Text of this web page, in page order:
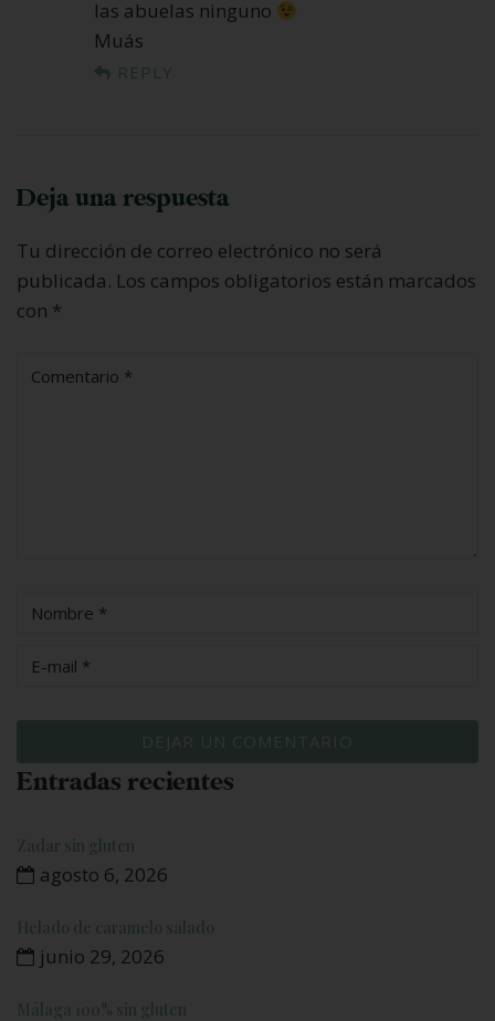
las abuelas ninguno
Muás
REPLY
Deja una respuesta
Tu dirección de correo electrónico no será
publicada. Los campos obligatorios están marcados
con *
Entradas recientes
Zadar sin gluten
agosto 6, 2026
Helado de caramelo salado
junio 29, 2026
Málaga 100% sin gluten